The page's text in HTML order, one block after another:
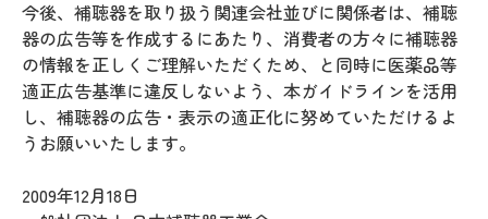
今後、補聴器を取り扱う関連会社並びに関係者は、補聴
器の広告等を作成するにあたり、消費者の方々に補聴器
の情報を正しくご理解いただくため、と同時に医薬品等
適正広告基準に違反しないよう、本ガイドラインを活用
し、補聴器の広告・表示の適正化に努めていただけるよ
うお願いいたします。
2009年12月18日